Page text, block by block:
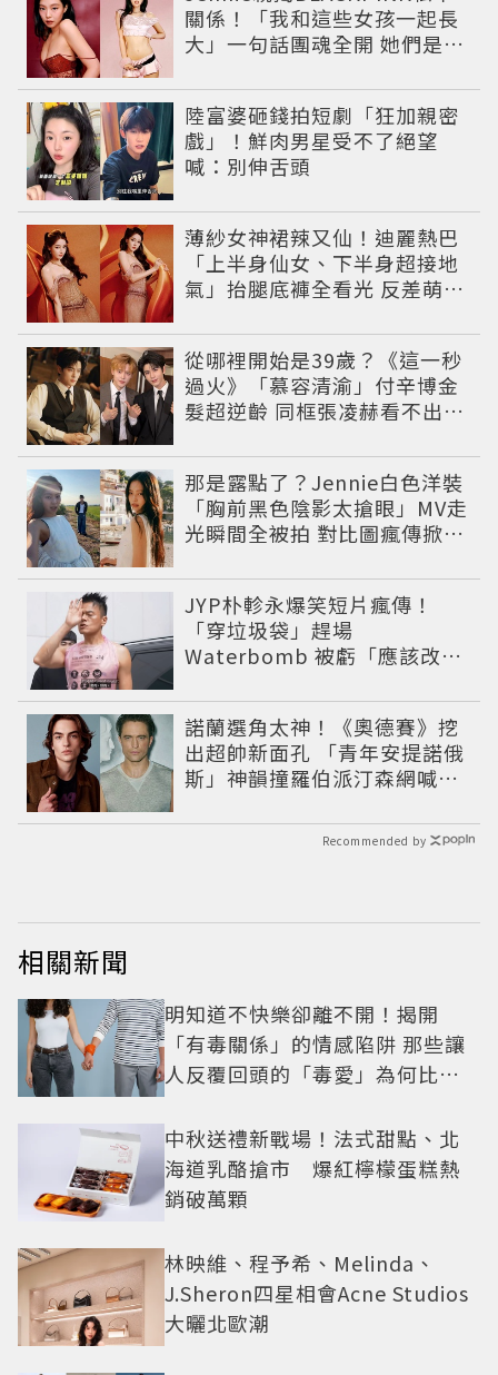
關係！「我和這些女孩一起長
大」一句話團魂全開 她們是彼
陸富婆砸錢拍短劇「狂加親密
戲」！鮮肉男星受不了絕望
喊：別伸舌頭
薄紗女神裙辣又仙！迪麗熱巴
「上半身仙女、下半身超接地
氣」抬腿底褲全看光 反差萌穿
從哪裡開始是39歲？《這一秒
過火》「慕容清渝」付辛博金
髮超逆齡 同框張凌赫看不出11
那是露點了？Jennie白色洋裝
「胸前黑色陰影太搶眼」MV走
光瞬間全被拍 對比圖瘋傳掀論
JYP朴軫永爆笑短片瘋傳！
「穿垃圾袋」趕場
Waterbomb 被虧「應該改名
諾蘭選角太神！《奧德賽》挖
出超帥新面孔 「青年安提諾俄
斯」神韻撞羅伯派汀森網喊：
Recommended by
相關新聞
明知道不快樂卻離不開！揭開
「有毒關係」的情感陷阱 那些讓
人反覆回頭的「毒愛」為何比菸
中秋送禮新戰場！法式甜點、北
海道乳酪搶市 爆紅檸檬蛋糕熱
銷破萬顆
林映維、程予希、Melinda、
J.Sheron四星相會Acne Studios
大曬北歐潮